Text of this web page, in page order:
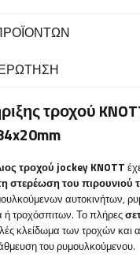
τροχού
τροχού jockey KNOTT
στερέωση του πιρουνιού
αυτοκινήτων,
ή τροχόσπιτων. Το πλήρες
κλείδωμα των τροχών και
του ρυμουλκούμενου.